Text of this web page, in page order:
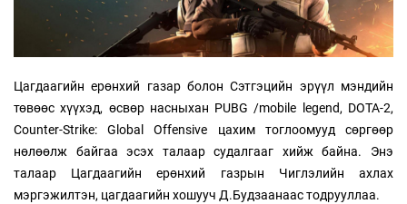
Цагдаагийн ерөнхий газар болон Сэтгэцийн эрүүл мэндийн
төвөөс хүүхэд, өсвөр насныхан PUBG /mobile legend, DOTA-2,
Counter-Strike: Global Offensive цахим тоглоомууд сөргөөр
нөлөөлж байгаа эсэх талаар судалгааг хийж байна. Энэ
талаар Цагдаагийн ерөнхий газрын Чиглэлийн ахлах
мэргэжилтэн, цагдаагийн хошууч Д.Будзаанаас тодрууллаа.